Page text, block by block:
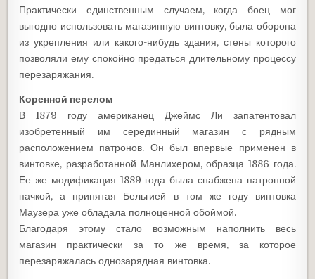
Практически единственным случаем, когда боец мог
выгодно использовать магазинную винтовку, была оборона
из укрепления или какого-нибудь здания, стены которого
позволяли ему спокойно предаться длительному процессу
перезаряжания.
Коренной перелом
В 1879 году американец Джеймс Ли запатентовал
изобретенный им серединный магазин с рядным
расположением патронов. Он был впервые применен в
винтовке, разработанной Манлихером, образца 1886 года.
Ее же модификация 1889 года была снабжена патронной
пачкой, а принятая Бельгией в том же году винтовка
Маузера уже обладала полноценной обоймой.
Благодаря этому стало возможным наполнить весь
магазин практически за то же время, за которое
перезаряжалась однозарядная винтовка.